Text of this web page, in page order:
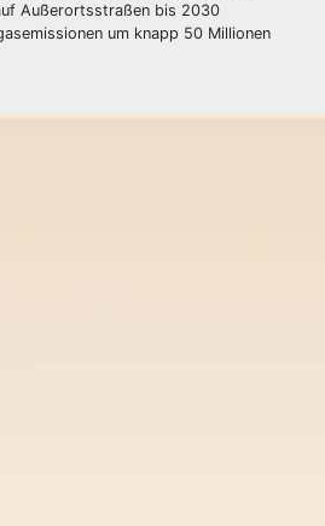
Außerortsstraßen bis 2030
um knapp 50 Millionen